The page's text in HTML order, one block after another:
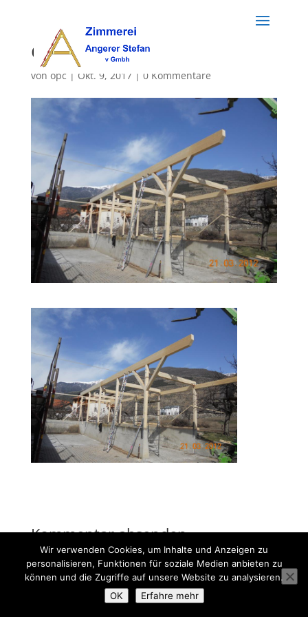
dach (81)
von opc | Okt. 9, 2017 | 0 Kommentare
Kommentar absenden
Du musstangemeldetsein, um einen Kommentar
abzugeben.
Wir verwenden Cookies, um Inhalte und Anzeigen zu
personalisieren, Funktionen für soziale Medien anbieten zu
können und die Zugriffe auf unsere Website zu analysieren.
OK
Erfahre mehr